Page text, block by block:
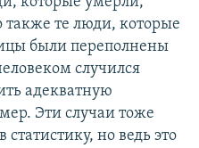
также те люди, которые
были переполнены
случился
адекватную
Эти случаи тоже
но ведь это